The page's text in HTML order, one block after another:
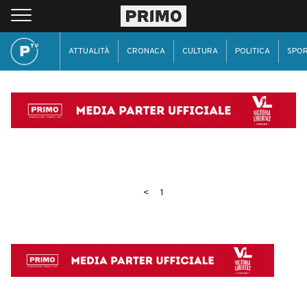
ATTUALITÀ CRONACA CULTURA POLITICA
< 1